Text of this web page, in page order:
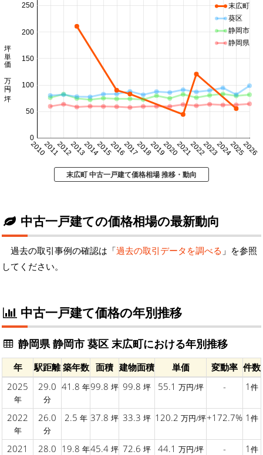
20102011201220132014201520162017201820192020202120222023202420252026
0
50
100
150
200
250
坪単価 万円/坪
末広町
葵区
静岡市
静岡県
末広町 中古一戸建て価格相場 推移・動向
中古一戸建ての価格相場の最新動向
過去の取引事例の確認は「過去の取引データを調べる 」を参照
してください。
中古一戸建て価格の年別推移
静岡県 静岡市 葵区 末広町における年別推移
年 駅距離 築年数 面積 建物面積 単価 変動率 件数
2025
年
29.0
分
41.8 年99.8 坪 99.8 坪 55.1 万円/坪 - 1 件
2022
年
26.0
分
2.5 年 37.8 坪 33.3 坪 120.2 万円/坪+172.7% 1 件
2021 28.0 19.8 年45.4 坪 72.6 坪 44.1 万円/坪 - 1 件